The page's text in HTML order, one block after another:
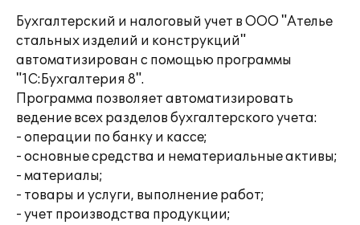
Бухгалтерский и налоговый учет в ООО "Ателье
стальных изделий и конструкций"
автоматизирован с помощью программы
"1С:Бухгалтерия 8".
Программа позволяет автоматизировать
ведение всех разделов бухгалтерского учета:
- операции по банку и кассе;
- основные средства и нематериальные активы;
- материалы;
- товары и услуги, выполнение работ;
- учет производства продукции;